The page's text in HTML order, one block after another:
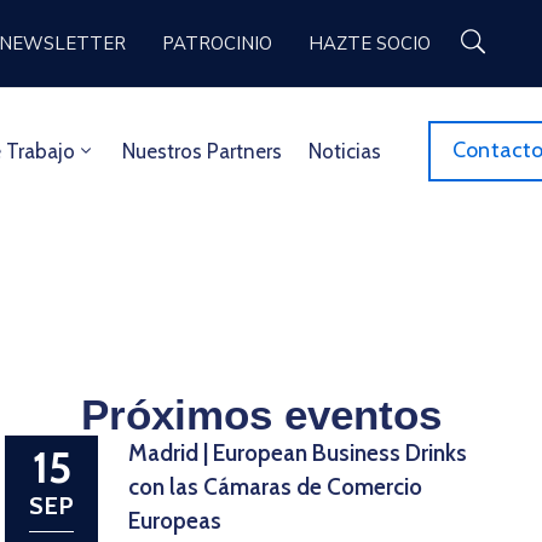
NEWSLETTER PATROCINIO HAZTE SOCIO
Trabajo Nuestros Partners Noticias
Próximos eventos
15
SEP
Madrid | European Business Drinks
con las Cámaras de Comercio
Europeas